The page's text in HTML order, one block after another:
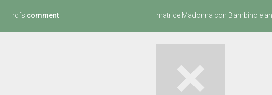
rdfs:comment matrice Madonna con Bambino e